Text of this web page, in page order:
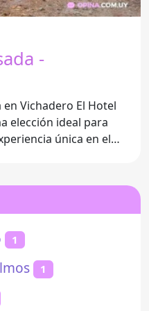
-
El Hotel
elección ideal para
única en el
1
1